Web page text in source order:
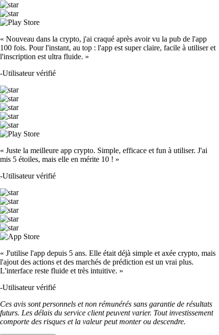
« Nouveau dans la crypto, j'ai craqué après avoir vu la pub de l'app
100 fois. Pour l'instant, au top : l'app est super claire, facile à utiliser et
l'inscription est ultra fluide. »
-Utilisateur vérifié
« Juste la meilleure app crypto. Simple, efficace et fun à utiliser. J'ai
mis 5 étoiles, mais elle en mérite 10 ! »
-Utilisateur vérifié
« J'utilise l'app depuis 5 ans. Elle était déjà simple et axée crypto, mais
l'ajout des actions et des marchés de prédiction est un vrai plus.
L'interface reste fluide et très intuitive. »
-Utilisateur vérifié
Ces avis sont personnels et non rémunérés sans garantie de résultats
futurs. Les délais du service client peuvent varier. Tout investissement
comporte des risques et la valeur peut monter ou descendre.